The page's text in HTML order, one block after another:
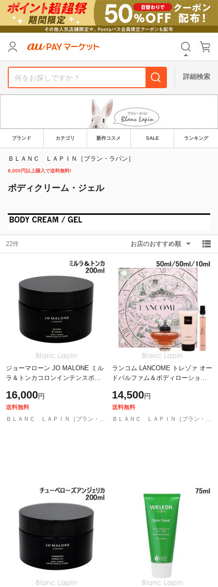
詳細検索
ブランド カテゴリ 新作コスメ SALE ランキング
ＢＬＡＮＣ ＬＡＰＩＮ［ブラン・ラパン］
8,000円以上購入で送料無料!
ボディクリーム・ジェル
22件 お店のおすすめ順
ジョーマローン JO MALONE ミル
ラ＆トンカコロンインテンスボデ
インテンス 200ml [131280]
16,000円
送料無料
ＢＬＡＮＣ ＬＡＰＩＮ［ブラン・ラパン］
ランコム LANCOME トレゾァ オー
ドパルファム＆ボディローション
レ/セット [654363]
14,500円
送料無料
ＢＬＡＮＣ ＬＡＰＩＮ［ブラン・ラパン］
支払い方法
送料無料 タイムセール
Pontaパス特典対象すべて ポイントUPセレクトのみ
除外ワード
リセット
支払い方法
送料無料 タイムセール
Pontaパス特典対象すべて ポイントUPセレクトのみ
除外ワード